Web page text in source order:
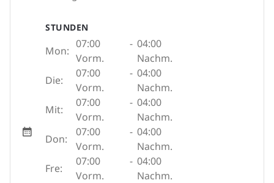
STUNDEN
Mon:
07:00
Vorm.
- 04:00
Nachm.
Die:
07:00
Vorm.
- 04:00
Nachm.
Mit:
07:00
Vorm.
- 04:00
Nachm.
Don:
07:00
Vorm.
- 04:00
Nachm.
Fre:
07:00
Vorm.
- 04:00
Nachm.